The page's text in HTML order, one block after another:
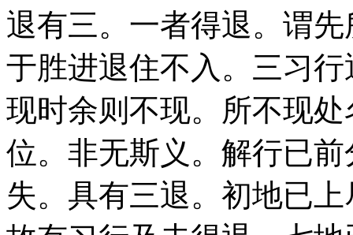
退有三。一者得退。谓
于胜进退住不入。三习
现时余则不现。所不现
位。非无斯义。解行已
失。具有三退。初地已